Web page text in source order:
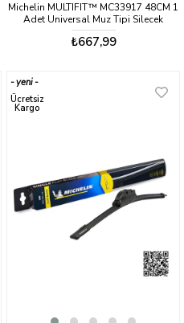
Michelin MULTIFIT™ MC33917 48CM 1
Adet Universal Muz Tipi Silecek
₺667,99
yeni
ürün
Ücretsiz
Kargo